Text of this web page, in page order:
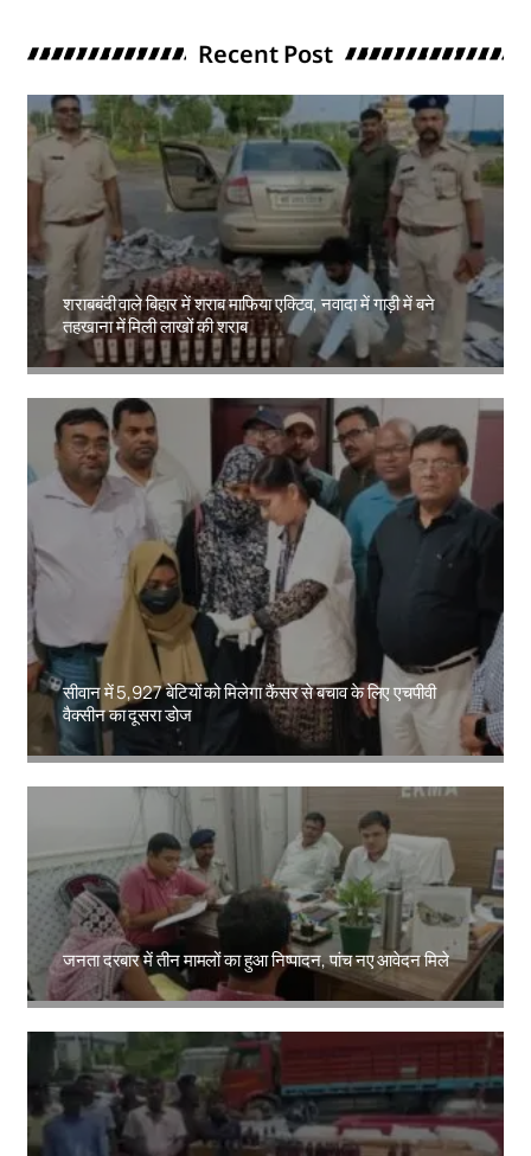
Recent Post
शराबबंदी वाले बिहार में शराब माफिया एक्टिव, नवादा में गाड़ी में बने
तहखाना में मिली लाखों की शराब
Amit Lekh
सीवान में 5,927 बेटियों को मिलेगा कैंसर से बचाव के लिए एचपीवी
वैक्सीन का दूसरा डोज
Amit Lekh
जनता दरबार में तीन मामलों का हुआ निष्पादन, पांच नए आवेदन मिले
Amit Lekh